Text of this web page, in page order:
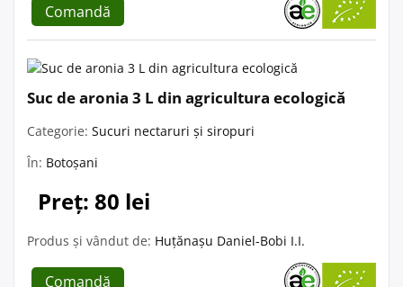
Comandă
Suc de aronia 3 L din agricultura ecologică
Categorie: Sucuri nectaruri și siropuri
În: Botoșani
Preț: 80 lei
Produs și vândut de: Huțănașu Daniel-Bobi I.I.
Comandă